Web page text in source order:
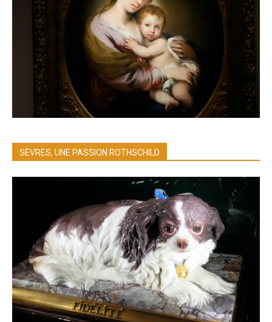
SÈVRES, UNE PASSION ROTHSCHILD